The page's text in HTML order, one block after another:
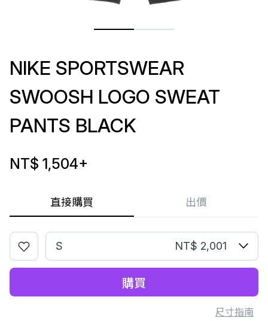
直接購買 出價
NIKE SPORTSWEAR
SWOOSH LOGO SWEAT
PANTS BLACK
NT$ 1,504+
S NT$ 2,001
購買
尺寸指南